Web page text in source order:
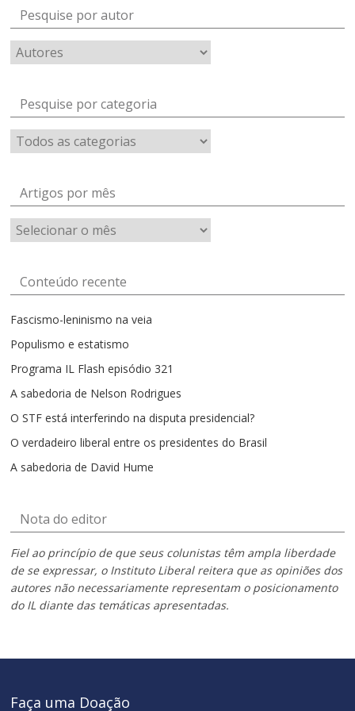
Pesquise por autor
Pesquise por categoria
Artigos por mês
Artigos
por
Conteúdo recente
Fascismo-leninismo na veia
Populismo e estatismo
Programa IL Flash episódio 321
A sabedoria de Nelson Rodrigues
O STF está interferindo na disputa presidencial?
O verdadeiro liberal entre os presidentes do Brasil
A sabedoria de David Hume
Nota do editor
Fiel ao princípio de que seus colunistas têm ampla liberdade
de se expressar, o Instituto Liberal reitera que as opiniões dos
autores não necessariamente representam o posicionamento
do IL diante das temáticas apresentadas.
Faça uma Doação